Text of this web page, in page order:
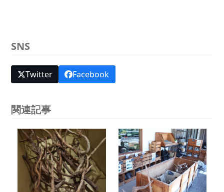
SNS
Twitter Facebook
関連記事